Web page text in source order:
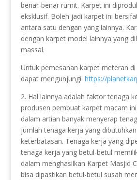
benar-benar rumit. Karpet ini
eksklusif. Boleh jadi karpet ini
antara satu dengan yang lainnya.
dengan karpet model lainnya yang
massal.
Untuk pemesanan karpet meteran di
dapat mengunjungi: https://
2. Hal lainnya adalah faktor tenaga
produsen pembuat karpet macam
dalam artian banyak menyerap
jumlah tenaga kerja yang
keterbatasan. Tenaga kerja yang
tenaga kerja yang betul-betul
dalam menghasilkan Karpet Masjid
bisa dipastikan betul-betul susah